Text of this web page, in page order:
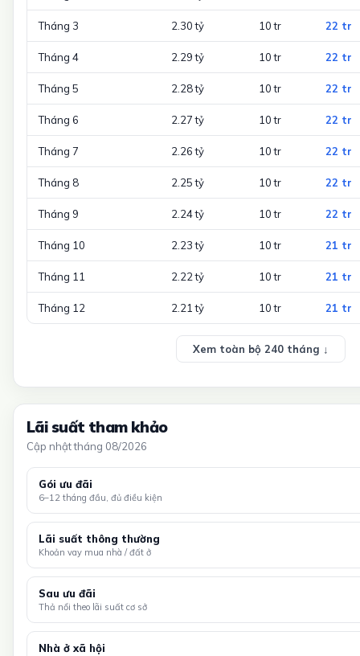
Tháng 3 2.30 tỷ 10 tr 22 tr
Tháng 4 2.29 tỷ 10 tr 22 tr
Tháng 5 2.28 tỷ 10 tr 22 tr
Tháng 6 2.27 tỷ 10 tr 22 tr
Tháng 7 2.26 tỷ 10 tr 22 tr
Tháng 8 2.25 tỷ 10 tr 22 tr
Tháng 9 2.24 tỷ 10 tr 22 tr
Tháng 10 2.23 tỷ 10 tr 21 tr
Tháng 11 2.22 tỷ 10 tr 21 tr
Tháng 12 2.21 tỷ 10 tr 21 tr
Xem toàn bộ 240 tháng ↓
Lãi suất tham khảo
Cập nhật tháng 08/2026
Gói ưu đãi
6–12 tháng đầu, đủ điều kiện
Lãi suất thông thường
Khoản vay mua nhà / đất ở
Sau ưu đãi
Thả nổi theo lãi suất cơ sở
Nhà ở xã hội